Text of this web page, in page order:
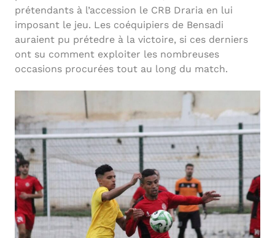
prétendants à l’accession le CRB Draria en lui
imposant le jeu. Les coéquipiers de Bensadi
auraient pu prétedre à la victoire, si ces derniers
ont su comment exploiter les nombreuses
occasions procurées tout au long du match.